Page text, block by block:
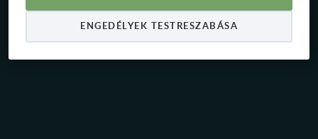
ENGEDÉLYEK TESTRESZABÁSA